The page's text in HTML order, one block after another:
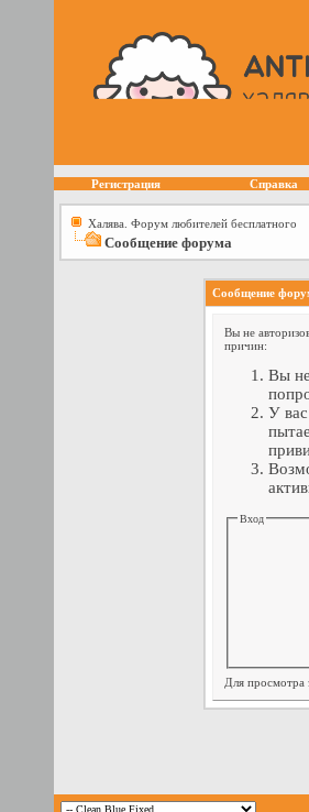
Регистрация Справка
Халява. Форум любителей бесплатного
Сообщение форума
Сообщение
Вы не
причин:
Вы
У
Вход
Для просмотра